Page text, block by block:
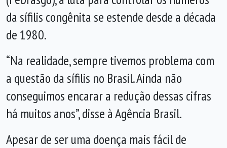
da sífilis congênita se estende desde a década
de 1980.
“Na realidade, sempre tivemos problema com
a questão da sífilis no Brasil. Ainda não
conseguimos encarar a redução dessas cifras
há muitos anos”, disse à Agência Brasil.
Apesar de ser uma doença mais fácil de